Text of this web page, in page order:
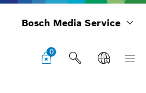
Bosch Media Service
0